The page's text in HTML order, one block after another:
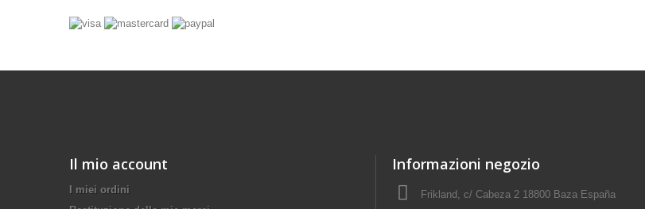
Il mio account
I miei ordini
Informazioni negozio
Frikland, c/ Cabeza 2 18800 Baza España